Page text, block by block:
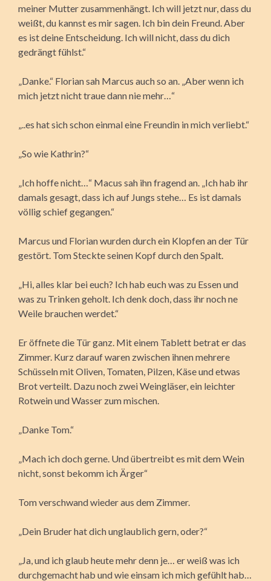
meiner Mutter zusammenhängt. Ich will jetzt nur, dass du
weißt, du kannst es mir sagen. Ich bin dein Freund. Aber
es ist deine Entscheidung. Ich will nicht, dass du dich
gedrängt fühlst.“
„Danke.“ Florian sah Marcus auch so an. „Aber wenn ich
mich jetzt nicht traue dann nie mehr…“
„..es hat sich schon einmal eine Freundin in mich verliebt.“
„So wie Kathrin?“
„Ich hoffe nicht…“ Macus sah ihn fragend an. „Ich hab ihr
damals gesagt, dass ich auf Jungs stehe… Es ist damals
völlig schief gegangen.“
Marcus und Florian wurden durch ein Klopfen an der Tür
gestört. Tom Steckte seinen Kopf durch den Spalt.
„Hi, alles klar bei euch? Ich hab euch was zu Essen und
was zu Trinken geholt. Ich denk doch, dass ihr noch ne
Weile brauchen werdet.“
Er öffnete die Tür ganz. Mit einem Tablett betrat er das
Zimmer. Kurz darauf waren zwischen ihnen mehrere
Schüsseln mit Oliven, Tomaten, Pilzen, Käse und etwas
Brot verteilt. Dazu noch zwei Weingläser, ein leichter
Rotwein und Wasser zum mischen.
„Danke Tom.“
„Mach ich doch gerne. Und übertreibt es mit dem Wein
nicht, sonst bekomm ich Ärger“
Tom verschwand wieder aus dem Zimmer.
„Dein Bruder hat dich unglaublich gern, oder?“
„Ja, und ich glaub heute mehr denn je… er weiß was ich
durchgemacht hab und wie einsam ich mich gefühlt hab…